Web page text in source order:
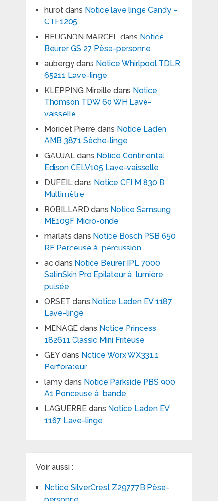
hurotdans Notice lave linge Candy –
CTF1205
BEUGNON MARCELdans Notice
Beurer GS 27 Pèse-personne
aubergydans Notice Whirlpool TDLR
65211 Lave-linge
KLEPPING Mireille dans Notice
Thomson TDW 60 WH Lave-
vaisselle
Moricet Pierre dans Notice Laden
AMB 3871 Sèche-linge
GAUJALdans Notice Continental
Edison CELV105 Lave-vaisselle
DUFEILdans Notice CFI M 830 B
Multimètre
ROBILLARD dans Notice Samsung
ME109F Micro-onde
marlats dans Notice Bosch PSB 650
RE Perceuse à percussion
acdans Notice Beurer IPL 7000
SatinSkin Pro Epilateur à lumière
pulsée
ORSET dans Notice Laden EV 1187
Lave-linge
MENAGEdans Notice Princess
182611 Classic Mini Friteuse
GEYdans Notice Worx WX331.1
Perforateur
lamydans Notice Parkside PBS 900
A1 Ponceuse à bande
LAGUERREdans Notice Laden EV
1167 Lave-linge
Voir aussi :
Notice SilverCrest Z29777B Pèse-